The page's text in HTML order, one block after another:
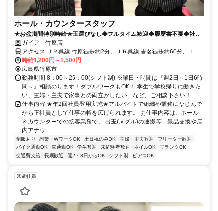
ホール・カウンタースタッフ
★お盆期間特別時給★玉運びなし◆フルタイム歓迎◆履歴書不要◆社員
登用あり
ガイア 竹原店
アクセス ＪＲ呉線 竹原徒歩約2分、ＪＲ呉線 吉名徒歩約60分、ＪＲ
呉線 大乗徒歩約65分
時給1,200円～1,500円
広島県竹原市
勤務時間 8：00～25：00(シフト制) ※曜日・時間は『週2日～1日6時
間～』相談のります！ダブルワークもOK！ 学生で学校帰りに働きた
い、主婦・主夫で家事との両立がしたい…など、ご相談下さい！...
仕事内容 ★年2回社員登用実施★アルバイトで組織や業務になじんで
から正社員として仕事の幅を広げられます。 お仕事内容は、ホール
＆カウンターでの接客業務で、 出玉(メダル)の運搬等、景品交換や店
内アナウ...
制服あり 副業・WワークOK 土日祝のみOK 主婦・主夫歓迎
フリーター歓迎
バイク通勤OK
車通勤OK 学生歓迎 未経験者歓迎 ネイルOK
ブランクOK
交通費支給
長期歓迎 週2・3日からOK シフト制 ピアスOK
派遣社員